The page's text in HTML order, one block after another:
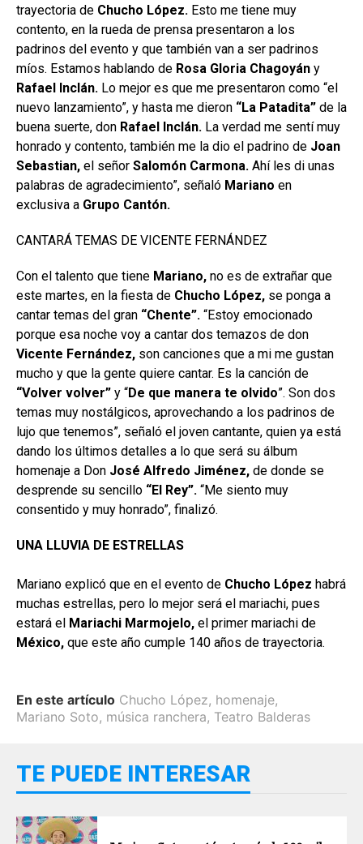
trayectoria de Chucho López. Esto me tiene muy
contento, en la rueda de prensa presentaron a los
padrinos del evento y que también van a ser padrinos
míos. Estamos hablando de Rosa Gloria Chagoyán y
Rafael Inclán. Lo mejor es que me presentaron como “el
nuevo lanzamiento”, y hasta me dieron “La Patadita” de la
buena suerte, don Rafael Inclán. La verdad me sentí muy
honrado y contento, también me la dio el padrino de Joan
Sebastian, el señor Salomón Carmona. Ahí les di unas
palabras de agradecimiento”, señaló Mariano en
exclusiva a Grupo Cantón.
CANTARÁ TEMAS DE VICENTE FERNÁNDEZ
Con el talento que tiene Mariano, no es de extrañar que
este martes, en la fiesta de Chucho López, se ponga a
cantar temas del gran “Chente”. “Estoy emocionado
porque esa noche voy a cantar dos temazos de don
Vicente Fernández, son canciones que a mi me gustan
mucho y que la gente quiere cantar. Es la canción de
“Volver volver” y “De que manera te olvido”. Son dos
temas muy nostálgicos, aprovechando a los padrinos de
lujo que tenemos”, señaló el joven cantante, quien ya está
dando los últimos detalles a lo que será su álbum
homenaje a Don José Alfredo Jiménez, de donde se
desprende su sencillo “El Rey”. “Me siento muy
consentido y muy honrado”, finalizó.
UNA LLUVIA DE ESTRELLAS
Mariano explicó que en el evento de Chucho López habrá
muchas estrellas, pero lo mejor será el mariachi, pues
estará el Mariachi Marmojelo, el primer mariachi de
México, que este año cumple 140 años de trayectoria.
En este artículo Chucho López, homenaje,
Mariano Soto, música ranchera, Teatro Balderas
TE PUEDE INTERESAR